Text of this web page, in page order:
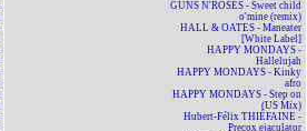
GUNS N'ROSES - Sweet child
o'mine (remix)
HALL & OATES - Maneater
[White Label]
HAPPY MONDAYS -
Hallelujah
HAPPY MONDAYS - Kinky
afro
HAPPY MONDAYS - Step on
(US Mix)
Hubert-Félix THIÉFAINE -
Precox ejaculator